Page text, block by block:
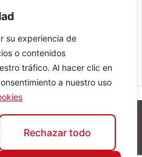
su experiencia de
o contenidos
tráfico. Al hacer clic en
a nuestro uso
Rechazar todo